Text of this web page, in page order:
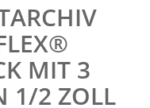
MIT 3
1/2 ZOLL